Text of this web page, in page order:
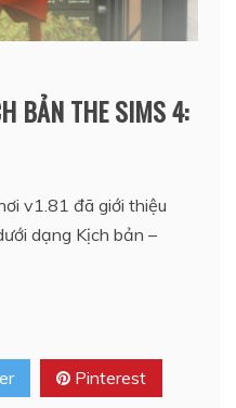
BẢN THE SIMS 4:
v1.81 đã giới thiệu
dạng Kịch bản –
Pinterest